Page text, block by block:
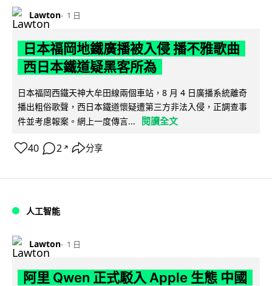
Lawton 1 日
日本福岡地鐵廣播被入侵 播不雅歌曲
西日本鐵道疑黑客所為
日本福岡西鐵天神大牟田線兩個車站，8 月 4 日廣播系統離奇
播出粗俗歌聲，西日本鐵道懷疑遭第三方非法入侵，正調查事
件並考慮報案。網上一度傳言...
閱讀全文
40 2 ↗ 分享
人工智能
Lawton 1 日
阿里 Qwen 正式駁入 Apple 生態 中國